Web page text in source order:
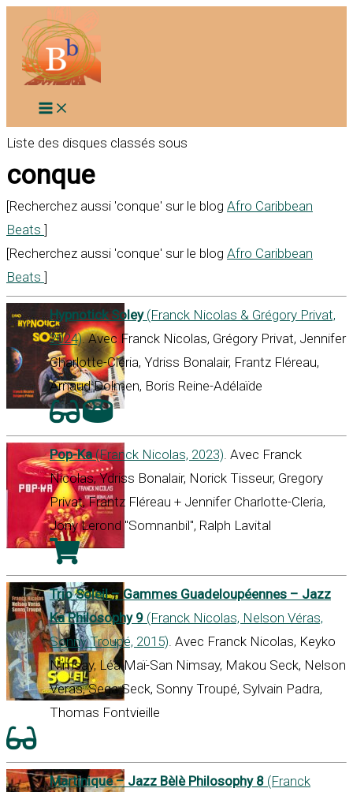
contenu
Liste des disques classés sous
conque
[Recherchez aussi 'conque' sur le blog Afro Caribbean
Beats ]
[Recherchez aussi 'conque' sur le blog Afro Caribbean
Beats ]
Hypnotick Soley(Franck Nicolas & Grégory Privat,
2024). Avec Franck Nicolas, Grégory Privat, Jennifer
Charlotte-Cléria, Ydriss Bonalair, Frantz Fléreau,
Arnaud Dolmen, Boris Reine-Adélaïde
Pop-Ka(Franck Nicolas, 2023). Avec Franck
Nicolas, Ydriss Bonalair, Norick Tisseur, Gregory
Privat, Frantz Fléreau + Jennifer Charlotte-Cleria,
Jony Lerond "Somnanbil", Ralph Lavital
Trio Soleil – Gammes Guadeloupéennes – Jazz
Ka Philosophy 9 (Franck Nicolas, Nelson Véras,
Sonny Troupé, 2015). Avec Franck Nicolas, Keyko
Nimsay, Léa Maï-San Nimsay, Makou Seck, Nelson
Veras, Sega Seck, Sonny Troupé, Sylvain Padra,
Thomas Fontvieille
Martinique – Jazz Bèlè Philosophy 8 (Franck